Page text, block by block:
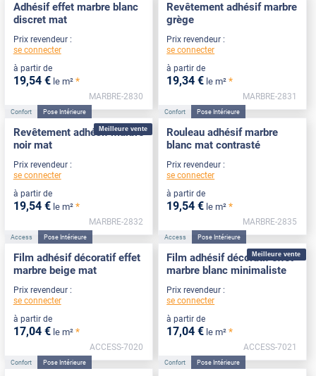
Adhésif effet marbre blanc
discret mat
Prix revendeur :
se connecter
à partir de
19,54 € le m² *
MARBRE-2830
Revêtement adhésif marbre
grège
Prix revendeur :
se connecter
à partir de
19,34 € le m² *
MARBRE-2831
Meilleure vente
Confort Pose Intérieure
Revêtement adhésif marbre
noir mat
Prix revendeur :
se connecter
à partir de
19,54 € le m² *
MARBRE-2832
Confort Pose Intérieure
Rouleau adhésif marbre
blanc mat contrasté
Prix revendeur :
se connecter
à partir de
19,54 € le m² *
MARBRE-2835
Access Pose Intérieure
Film adhésif décoratif effet
marbre beige mat
Prix revendeur :
se connecter
à partir de
17,04 € le m² *
ACCESS-7020
Meilleure vente
Access Pose Intérieure
Film adhésif décoratif effet
marbre blanc minimaliste
Prix revendeur :
se connecter
à partir de
17,04 € le m² *
ACCESS-7021
Confort Pose Intérieure Confort Pose Intérieure